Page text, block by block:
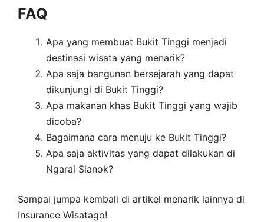
FAQ
Apa yang membuat Bukit Tinggi menjadi
destinasi wisata yang menarik?
Apa saja bangunan bersejarah yang dapat
dikunjungi di Bukit Tinggi?
Apa makanan khas Bukit Tinggi yang wajib
dicoba?
Bagaimana cara menuju ke Bukit Tinggi?
Apa saja aktivitas yang dapat dilakukan di
Ngarai Sianok?
Sampai jumpa kembali di artikel menarik lainnya di
Insurance Wisatago!